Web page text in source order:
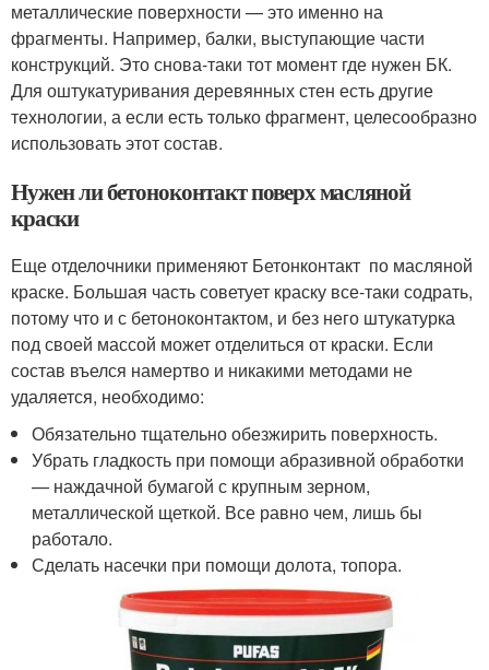
металлические поверхности — это именно на
фрагменты. Например, балки, выступающие части
конструкций. Это снова-таки тот момент где нужен БК.
Для оштукатуривания деревянных стен есть другие
технологии, а если есть только фрагмент, целесообразно
использовать этот состав.
Нужен ли бетоноконтакт поверх масляной
краски
Еще отделочники применяют Бетонконтакт по масляной
краске. Большая часть советует краску все-таки содрать,
потому что и с бетоноконтактом, и без него штукатурка
под своей массой может отделиться от краски. Если
состав въелся намертво и никакими методами не
удаляется, необходимо:
Обязательно тщательно обезжирить поверхность.
Убрать гладкость при помощи абразивной обработки
— наждачной бумагой с крупным зерном,
металлической щеткой. Все равно чем, лишь бы
работало.
Сделать насечки при помощи долота, топора.